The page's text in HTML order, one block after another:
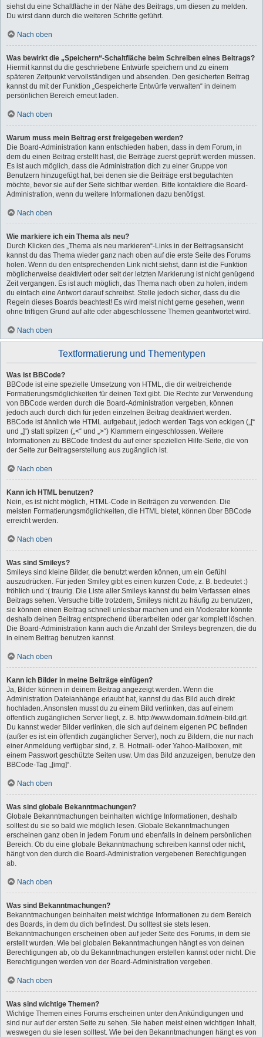
siehst du eine Schaltfläche in der Nähe des Beitrags, um diesen zu melden.
Du wirst dann durch die weiteren Schritte geführt.
Nach oben
Was bewirkt die „Speichern“-Schaltfläche beim Schreiben eines Beitrags?
Hiermit kannst du die geschriebene Entwürfe speichern und zu einem
späteren Zeitpunkt vervollständigen und absenden. Den gesicherten Beitrag
kannst du mit der Funktion „Gespeicherte Entwürfe verwalten“ in deinem
persönlichen Bereich erneut laden.
Nach oben
Warum muss mein Beitrag erst freigegeben werden?
Die Board-Administration kann entschieden haben, dass in dem Forum, in
dem du einen Beitrag erstellt hast, die Beiträge zuerst geprüft werden müssen.
Es ist auch möglich, dass die Administration dich zu einer Gruppe von
Benutzern hinzugefügt hat, bei denen sie die Beiträge erst begutachten
möchte, bevor sie auf der Seite sichtbar werden. Bitte kontaktiere die Board-
Administration, wenn du weitere Informationen dazu benötigst.
Nach oben
Wie markiere ich ein Thema als neu?
Durch Klicken des „Thema als neu markieren“-Links in der Beitragsansicht
kannst du das Thema wieder ganz nach oben auf die erste Seite des Forums
holen. Wenn du den entsprechenden Link nicht siehst, dann ist die Funktion
möglicherweise deaktiviert oder seit der letzten Markierung ist nicht genügend
Zeit vergangen. Es ist auch möglich, das Thema nach oben zu holen, indem
du einfach eine Antwort darauf schreibst. Stelle jedoch sicher, dass du die
Regeln dieses Boards beachtest! Es wird meist nicht gerne gesehen, wenn
ohne triftigen Grund auf alte oder abgeschlossene Themen geantwortet wird.
Nach oben
Textformatierung und Thementypen
Was ist BBCode?
BBCode ist eine spezielle Umsetzung von HTML, die dir weitreichende
Formatierungsmöglichkeiten für deinen Text gibt. Die Rechte zur Verwendung
von BBCode werden durch die Board-Administration vergeben, können
jedoch auch durch dich für jeden einzelnen Beitrag deaktiviert werden.
BBCode ist ähnlich wie HTML aufgebaut, jedoch werden Tags von eckigen („[“
und „]“) statt spitzen („<“ und „>“) Klammern eingeschlossen. Weitere
Informationen zu BBCode findest du auf einer speziellen Hilfe-Seite, die von
der Seite zur Beitragserstellung aus zugänglich ist.
Nach oben
Kann ich HTML benutzen?
Nein, es ist nicht möglich, HTML-Code in Beiträgen zu verwenden. Die
meisten Formatierungsmöglichkeiten, die HTML bietet, können über BBCode
erreicht werden.
Nach oben
Was sind Smileys?
Smileys sind kleine Bilder, die benutzt werden können, um ein Gefühl
auszudrücken. Für jeden Smiley gibt es einen kurzen Code, z. B. bedeutet :)
fröhlich und :( traurig. Die Liste aller Smileys kannst du beim Verfassen eines
Beitrags sehen. Versuche bitte trotzdem, Smileys nicht zu häufig zu benutzen,
sie können einen Beitrag schnell unlesbar machen und ein Moderator könnte
deshalb deinen Beitrag entsprechend überarbeiten oder gar komplett löschen.
Die Board-Administration kann auch die Anzahl der Smileys begrenzen, die du
in einem Beitrag benutzen kannst.
Nach oben
Kann ich Bilder in meine Beiträge einfügen?
Ja, Bilder können in deinem Beitrag angezeigt werden. Wenn die
Administration Dateianhänge erlaubt hat, kannst du das Bild auch direkt
hochladen. Ansonsten musst du zu einem Bild verlinken, das auf einem
öffentlich zugänglichen Server liegt, z. B. http://www.domain.tld/mein-bild.gif.
Du kannst weder Bilder verlinken, die sich auf deinem eigenen PC befinden
(außer es ist ein öffentlich zugänglicher Server), noch zu Bildern, die nur nach
einer Anmeldung verfügbar sind, z. B. Hotmail- oder Yahoo-Mailboxen, mit
einem Passwort geschützte Seiten usw. Um das Bild anzuzeigen, benutze den
BBCode-Tag „[img]“.
Nach oben
Was sind globale Bekanntmachungen?
Globale Bekanntmachungen beinhalten wichtige Informationen, deshalb
solltest du sie so bald wie möglich lesen. Globale Bekanntmachungen
erscheinen ganz oben in jedem Forum und ebenfalls in deinem persönlichen
Bereich. Ob du eine globale Bekanntmachung schreiben kannst oder nicht,
hängt von den durch die Board-Administration vergebenen Berechtigungen
ab.
Nach oben
Was sind Bekanntmachungen?
Bekanntmachungen beinhalten meist wichtige Informationen zu dem Bereich
des Boards, in dem du dich befindest. Du solltest sie stets lesen.
Bekanntmachungen erscheinen oben auf jeder Seite des Forums, in dem sie
erstellt wurden. Wie bei globalen Bekanntmachungen hängt es von deinen
Berechtigungen ab, ob du Bekanntmachungen erstellen kannst oder nicht. Die
Berechtigungen werden von der Board-Administration vergeben.
Nach oben
Was sind wichtige Themen?
Wichtige Themen eines Forums erscheinen unter den Ankündigungen und
sind nur auf der ersten Seite zu sehen. Sie haben meist einen wichtigen Inhalt,
weswegen du sie lesen solltest. Wie bei den Bekanntmachungen hängt es von